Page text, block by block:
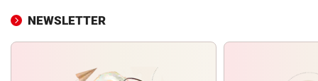
NEWSLETTER